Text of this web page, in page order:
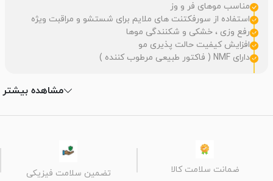
مناسب موهای فر و وز
استفاده از سورفکتنت های ملایم برای شستشو و مراقبت ویژه
رفع وزی ، خشکی و شکنندگی موها
افزایش کیفیت حالت پذیری مو
دارای NMF ( فاکتور طبیعی مرطوب کننده )
مشاهده بیشتر
ضمانت سلامت کالا تضمین سلامت فیزیکی